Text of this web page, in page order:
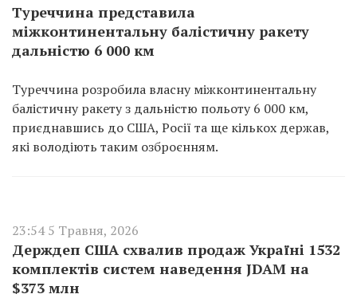
Туреччина представила
міжконтинентальну балістичну ракету
дальністю 6 000 км
Туреччина розробила власну міжконтинентальну
балістичну ракету з дальністю польоту 6 000 км,
приєднавшись до США, Росії та ще кількох держав,
які володіють таким озброєнням.
23:54 5 Травня, 2026
Держдеп США схвалив продаж Україні 1532
комплектів систем наведення JDAM на
$373 млн